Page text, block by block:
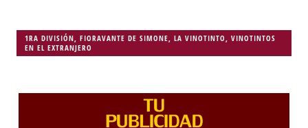
1RA DIVISIÓN, FIORAVANTE DE SIMONE, LA VINOTINTO, VINOTINTOS
EN EL EXTRANJERO